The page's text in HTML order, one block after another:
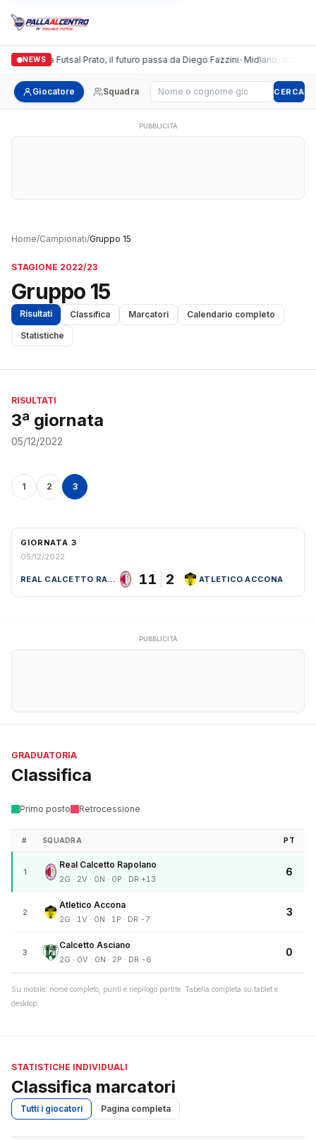
NEWS
Italgronda Futsal Prato, il futuro passa da Diego Fazzini•Midland, doppio
Giocatore Squadra Cerca giocatore CERCA
PUBBLICITÀ
Home/Campionati/Gruppo 15
STAGIONE 2022/23
Gruppo 15
Risultati Classifica Marcatori
Calendario completo
Statistiche
RISULTATI
3ª giornata
05/12/2022
1 2 3
GIORNATA 3
05/12/2022
REAL CALCETTO RAPOLANO 11 2 ATLETICO ACCONA
PUBBLICITÀ
GRADUATORIA
Classifica
Primo posto Retrocessione
# SQUADRA PT
1
Real Calcetto Rapolano
2G · 2V · 0N · 0P · DR +13
6
2
Atletico Accona
2G · 1V · 0N · 1P · DR -7
3
3
Calcetto Asciano
2G · 0V · 0N · 2P · DR -6
0
Su mobile: nome completo, punti e riepilogo partite. Tabella completa su tablet e
desktop.
STATISTICHE INDIVIDUALI
Classifica marcatori
Tutti i giocatori Pagina completa